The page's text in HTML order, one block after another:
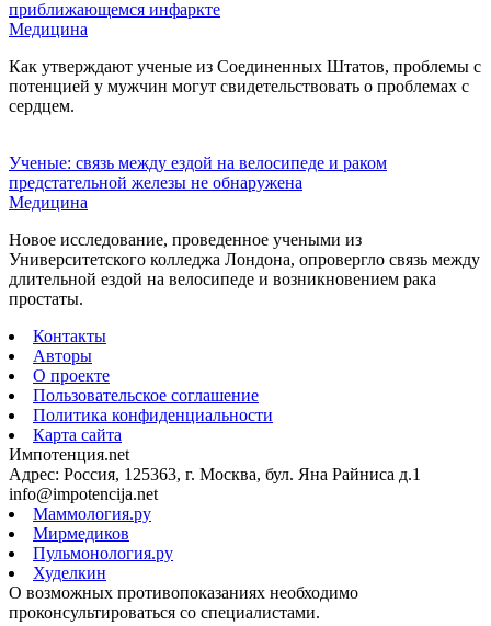
приближающемся инфаркте
Медицина
Как утверждают ученые из Соединенных Штатов, проблемы с
потенцией у мужчин могут свидетельствовать о проблемах с
сердцем.
Ученые: связь между ездой на велосипеде и раком
предстательной железы не обнаружена
Медицина
Новое исследование, проведенное учеными из
Университетского колледжа Лондона, опровергло связь между
длительной ездой на велосипеде и возникновением рака
простаты.
Контакты
Авторы
О проекте
Пользовательское соглашение
Политика конфиденциальности
Карта сайта
Импотенция.net
Адрес: Россия, 125363, г. Москва, бул. Яна Райниса д.1
info@impotencija.net
Маммология.ру
Мирмедиков
Пульмонология.ру
Худелкин
О возможных противопоказаниях необходимо
проконсультироваться со специалистами.